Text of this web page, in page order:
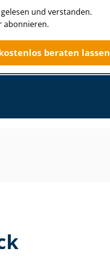
gelesen und verstanden.
abonnieren.
beraten lassen